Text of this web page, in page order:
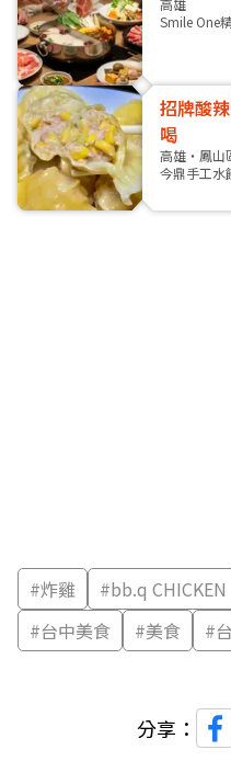
高雄
Smile One
招牌酸
喝
高雄・鳳山
今鼎手工水
#炸雞 #bb.q CHICKEN
#台中美食 #美食 #
分享：